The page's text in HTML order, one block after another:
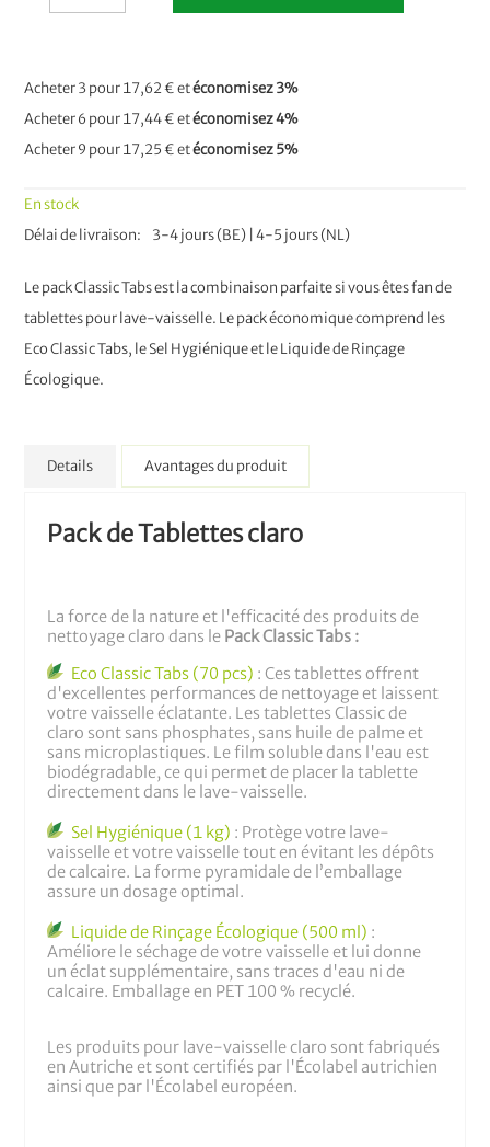
Le pack Classic Tabs est la combinaison parfaite si vous êtes fan de
tablettes pour lave-vaisselle. Le pack économique comprend les
Eco Classic Tabs, le Sel Hygiénique et le Liquide de Rinçage
Écologique.
En stock
Délai de livraison
3-4 jours (BE) | 4-5 jours (NL)
Acheter 3 pour17,62 € etéconomisez3%
Acheter 6 pour17,44 € etéconomisez4%
Acheter 9 pour17,25 € etéconomisez5%
Details
Pack de Tablettes claro
La force de la nature et l'efficacité des produits de
nettoyage claro dans le Pack Classic Tabs :
Eco Classic Tabs (70 pcs) : Ces tablettes offrent
d'excellentes performances de nettoyage et laissent
votre vaisselle éclatante. Les tablettes Classic de
claro sont sans phosphates, sans huile de palme et
sans microplastiques. Le film soluble dans l'eau est
biodégradable, ce qui permet de placer la tablette
directement dans le lave-vaisselle.
Sel Hygiénique (1 kg) : Protège votre lave-
vaisselle et votre vaisselle tout en évitant les dépôts
de calcaire. La forme pyramidale de l’emballage
assure un dosage optimal.
Liquide de Rinçage Écologique (500 ml) :
Améliore le séchage de votre vaisselle et lui donne
un éclat supplémentaire, sans traces d'eau ni de
calcaire. Emballage en PET 100 % recyclé.
Les produits pour lave-vaisselle claro sont fabriqués
en Autriche et sont certifiés par l'Écolabel autrichien
ainsi que par l'Écolabel européen.
Avantages du produit